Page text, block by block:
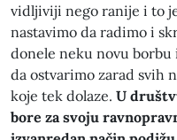
vidljiviji nego ranije i to
nastavimo da radimo i
donele neku novu
da ostvarimo zarad svih
koje tek dolaze. U
bore za svoju